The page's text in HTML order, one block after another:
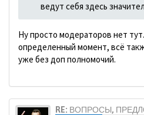
ведут себя здесь
Ну просто модераторов нет
определенный момент, всё
уже без доп полномочий.
RE: ВОПРОСЫ,